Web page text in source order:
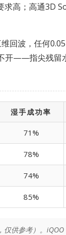
高；高通3D
回波，任何
——指尖残留
湿手成功率
71%
78%
74%
85%
供参考）。